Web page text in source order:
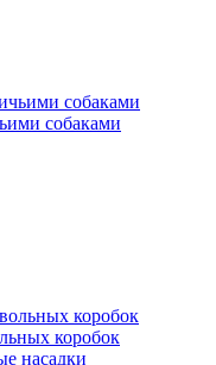
собаками
коробок